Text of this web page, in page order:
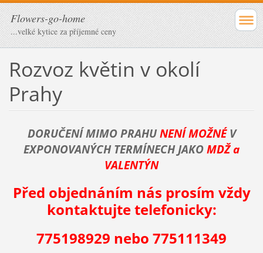
Flowers-go-home
...velké kytice za příjemné ceny
Rozvoz květin v okolí
Prahy
DORUČENÍ MIMO PRAHUNENÍ MOŽNÉV
EXPONOVANÝCH TERMÍNECH JAKO MDŽ a
VALENTÝN
Před objednáním nás prosím vždy
kontaktujte telefonicky:
775198929 nebo 775111349